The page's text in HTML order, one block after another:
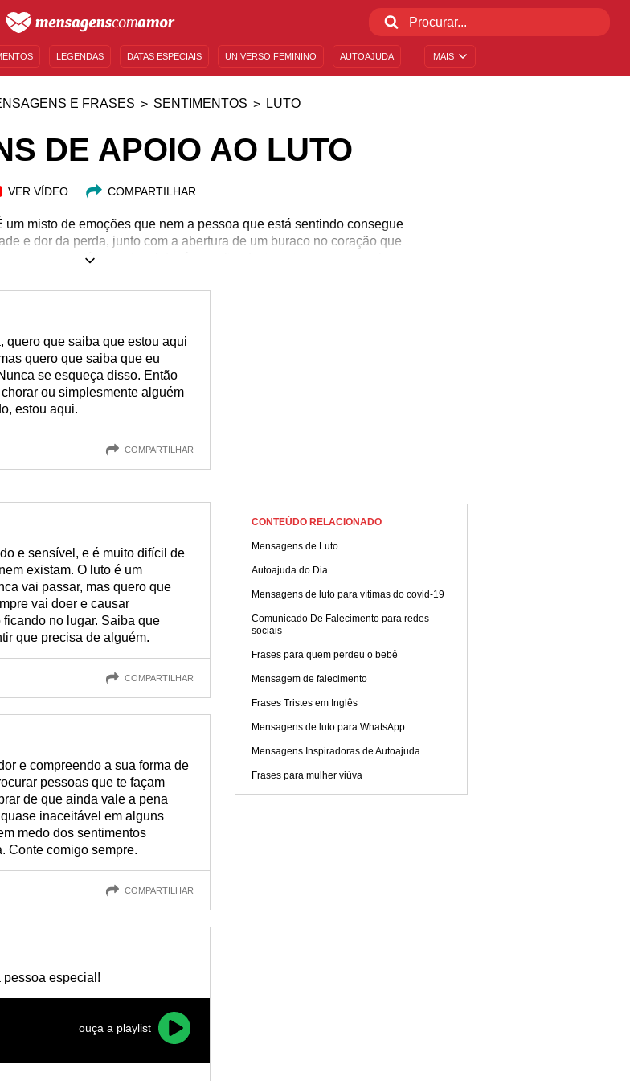
MAIS
LEGENDAS DATAS ESPECIAIS UNIVERSO FEMININO AUTOAJUDA
E FRASES SENTIMENTOS LUTO
DE APOIO AO LUTO
VER VÍDEO COMPARTILHAR
misto de emoções que nem a pessoa que está sentindo consegue
e dor da perda, junto com a abertura de um buraco no coração que
quem está vivendo o luto, é complicado, imagine quem quer levar
O ideal é dizer o básico e colocar-se à disposição. Se você não
nós fizemos isso para você. Confira mensagens de apoio ao luto e
quero que saiba que estou aqui
quero que saiba que eu
se esqueça disso. Então
ou simplesmente alguém
estou aqui.
COMPARTILHAR
e sensível, e é muito difícil de
existam. O luto é um
vai passar, mas quero que
vai doer e causar
no lugar. Saiba que
que precisa de alguém.
COMPARTILHAR
e compreendo a sua forma de
pessoas que te façam
de que ainda vale a pena
inaceitável em alguns
medo dos sentimentos
Conte comigo sempre.
COMPARTILHAR
especial!
ouça a playlist
CONTEÚDO RELACIONADO
Mensagens de Luto
Autoajuda do Dia
Mensagens de luto para vítimas do covid-19
Comunicado De Falecimento para redes
sociais
Frases para quem perdeu o bebê
Mensagem de falecimento
Frases Tristes em Inglês
Mensagens de luto para WhatsApp
Mensagens Inspiradoras de Autoajuda
Frases para mulher viúva